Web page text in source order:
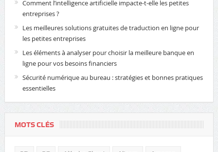
Comment l’intelligence artificielle impacte-t-elle les petites
entreprises ?
Les meilleures solutions gratuites de traduction en ligne pour
les petites entreprises
Les éléments à analyser pour choisir la meilleure banque en
ligne pour vos besoins financiers
Sécurité numérique au bureau : stratégies et bonnes pratiques
essentielles
MOTS CLÉS